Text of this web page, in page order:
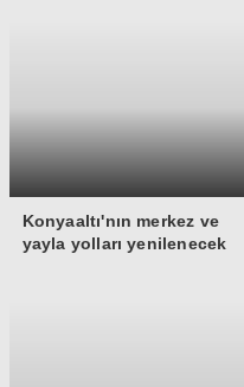
Konyaaltı'nın merkez ve
yayla yolları yenilenecek